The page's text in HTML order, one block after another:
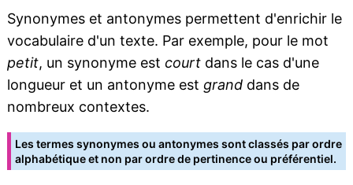
Synonymes et antonymes permettent d'enrichir le
vocabulaire d'un texte. Par exemple, pour le mot
petit, un synonyme est courtdans le cas d'une
longueur et un antonyme est granddans de
nombreux contextes.
Les termes synonymes ou antonymes sont classés par ordre
alphabétique et non par ordre de pertinence ou préférentiel.